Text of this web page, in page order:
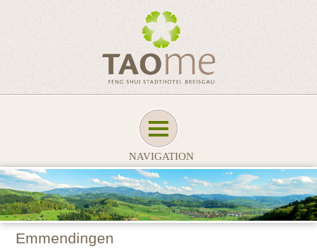
NAVIGATION
Emmendingen